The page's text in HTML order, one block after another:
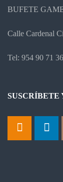
BUFETE
Calle Cardenal
Tel: 954 90 71 36
SUSCRÍBETE